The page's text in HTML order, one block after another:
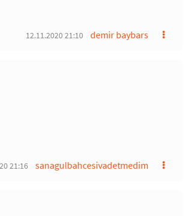
demir baybars
12.11.2020 21:10
sanagulbahcesivadetmedim
21:16